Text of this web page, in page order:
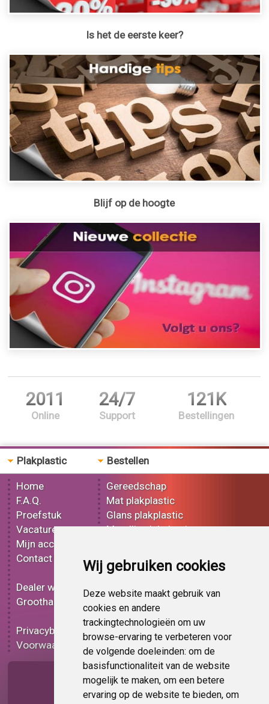
Wij gebruiken cookies
Deze website maakt gebruik van
cookies en andere
trackingtechnologieën om uw
browse-ervaring te verbeteren voor
de volgende doeleinden: om de
basisfunctionaliteit van de website
mogelijk te maken, om een betere
ervaring op de website te bieden, om
Is het de eerste keer?
Blijf op de hoogte
2011
Online
24/7
Support
121K
Bestellingen
Plakplastic
Home
F.A.Q.
Proefstuk
Vacatures
Mijn account
Contact
Dealer worden
Groothandel
Privacybeleid
Voorwaarden
Bestellen
Gereedschap
Mat plakplastic
Glans plakplastic
Metallic plakplastic
Effect plakplastic
Bedrukt plakplastic
Carbon plakplastic
Lampen folie
Functionele folie
Plakplastic korting
Op bestelling
Pagina delen